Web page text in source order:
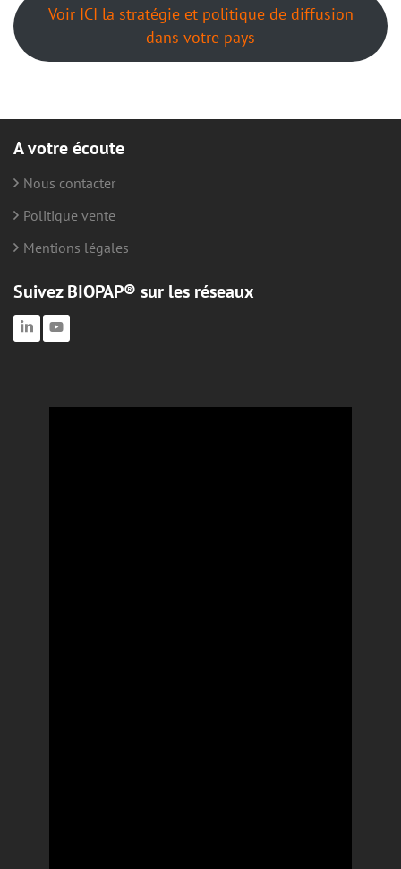
Voir ICI la stratégie et politique de diffusion
dans votre pays
A votre écoute
Nous contacter
Politique vente
Mentions légales
Suivez BIOPAP® sur les réseaux